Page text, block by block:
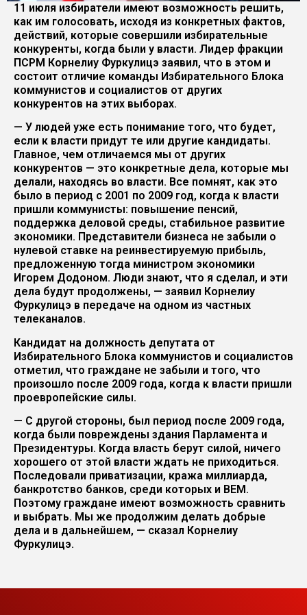
11 июля избиратели имеют возможность решить,
как им голосовать, исходя из конкретных фактов,
действий, которые совершили избирательные
конкуренты, когда были у власти. Лидер фракции
ПСРМ Корнелиу Фуркулицэ заявил, что в этом и
состоит отличие команды Избирательного Блока
коммунистов и социалистов от других
конкурентов на этих выборах.
— У людей уже есть понимание того, что будет,
если к власти придут те или другие кандидаты.
Главное, чем отличаемся мы от других
конкурентов — это конкретные дела, которые мы
делали, находясь во власти. Все помнят, как это
было в период с 2001 по 2009 год, когда к власти
пришли коммунисты: повышение пенсий,
поддержка деловой среды, стабильное развитие
экономики. Представители бизнеса не забыли о
нулевой ставке на реинвестируемую прибыль,
предложенную тогда министром экономики
Игорем Додоном. Люди знают, что я сделал, и эти
дела будут продолжены, — заявил Корнелиу
Фуркулицэ в передаче на одном из частных
телеканалов.
Кандидат на должность депутата от
Избирательного Блока коммунистов и социалистов
отметил, что граждане не забыли и того, что
произошло после 2009 года, когда к власти пришли
проевропейские силы.
— С другой стороны, был период после 2009 года,
когда были повреждены здания Парламента и
Президентуры. Когда власть берут силой, ничего
хорошего от этой власти ждать не приходиться.
Последовали приватизации, кража миллиарда,
банкротство банков, среди которых и BEM.
Поэтому граждане имеют возможность сравнить
и выбрать. Мы же продолжим делать добрые
дела и в дальнейшем, — сказал Корнелиу
Фуркулицэ.